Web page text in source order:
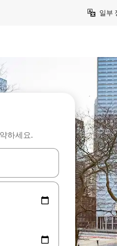
일부
하세요.
용하거나 터치 또는 스와이프 동작으